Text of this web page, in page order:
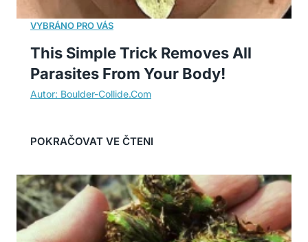
This Simple Trick Removes All
Parasites From Your Body!